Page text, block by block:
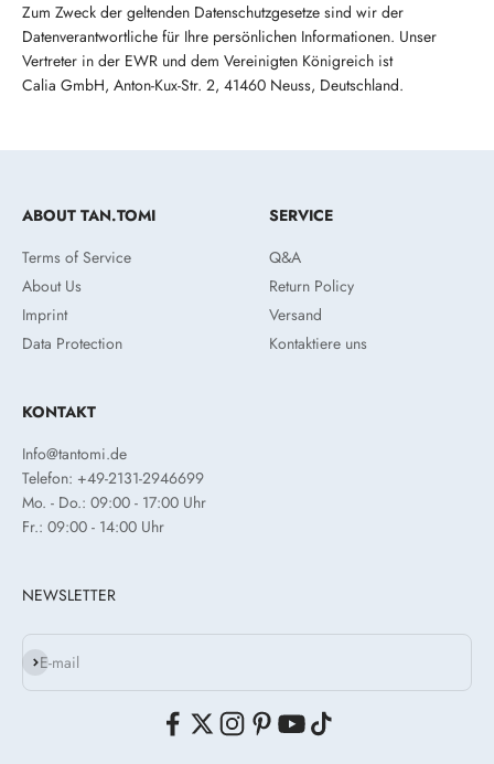
Zum Zweck der geltenden Datenschutzgesetze sind wir der
Datenverantwortliche für Ihre persönlichen Informationen. Unser
Vertreter in der EWR und dem Vereinigten Königreich ist
Calia GmbH, Anton-Kux-Str. 2, 41460 Neuss, Deutschland.
ABOUT TAN.TOMI
Terms of Service
About Us
Imprint
Data Protection
SERVICE
Q&A
Return Policy
Versand
Kontaktiere uns
KONTAKT
Info@tantomi.de
Telefon: +49-2131-2946699
Mo. - Do.: 09:00 - 17:00 Uhr
Fr.: 09:00 - 14:00 Uhr
NEWSLETTER
E-mail
Subscribe